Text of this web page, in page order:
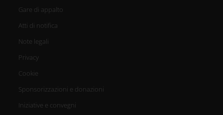
Gare di appalto
Atti di notifica
Note legali
Privacy
Cookie
Sponsorizzazioni e donazioni
Iniziative e convegni